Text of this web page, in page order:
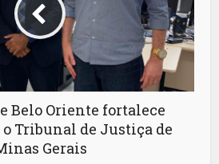
Belo Oriente fortalece
Tribunal de Justiça de
Gerais